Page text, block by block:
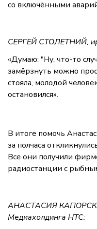
со включёнными
СЕРГЕЙ СТОЛЕТНИЙ,
«Думаю: "Ну, что-то
замёрзнуть можно
стояла, молодой
остановился».
В итоге помочь
за полчаса
Все они получили
радиостанции с
АНАСТАСИЯ
Медиахолдинга НТС: